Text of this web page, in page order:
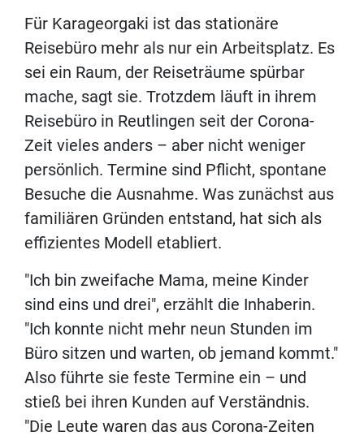
Für Karageorgaki ist das stationäre
Reisebüro mehr als nur ein Arbeitsplatz. Es
sei ein Raum, der Reiseträume spürbar
mache, sagt sie. Trotzdem läuft in ihrem
Reisebüro in Reutlingen seit der Corona-
Zeit vieles anders – aber nicht weniger
persönlich. Termine sind Pflicht, spontane
Besuche die Ausnahme. Was zunächst aus
familiären Gründen entstand, hat sich als
effizientes Modell etabliert.
"Ich bin zweifache Mama, meine Kinder
sind eins und drei", erzählt die Inhaberin.
"Ich konnte nicht mehr neun Stunden im
Büro sitzen und warten, ob jemand kommt."
Also führte sie feste Termine ein – und
stieß bei ihren Kunden auf Verständnis.
"Die Leute waren das aus Corona-Zeiten